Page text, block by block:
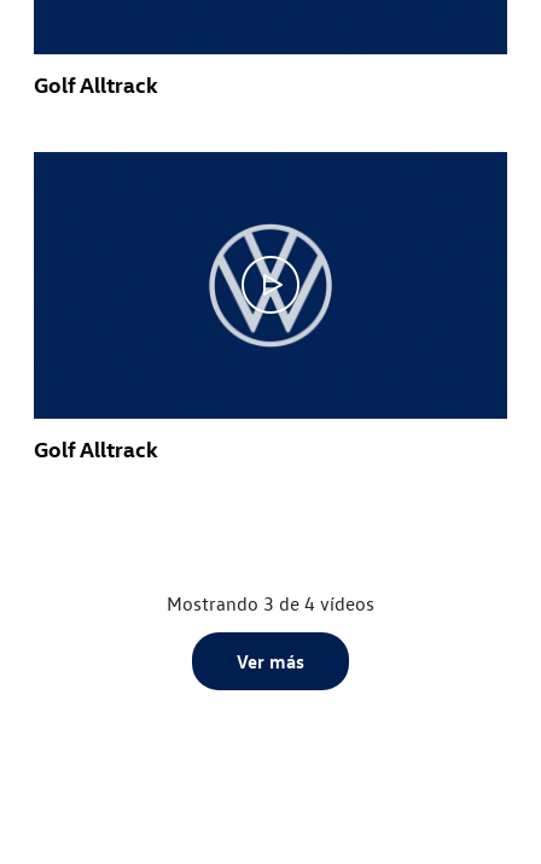
Golf Alltrack
Golf Alltrack
Mostrando 3 de 4 vídeos
Ver más